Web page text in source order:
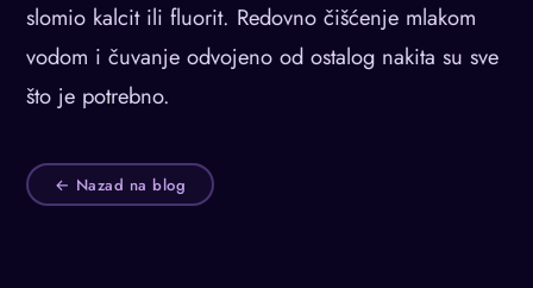
slomio kalcit ili fluorit. Redovno čišćenje mlakom
vodom i čuvanje odvojeno od ostalog nakita su sve
što je potrebno.
← Nazad na blog